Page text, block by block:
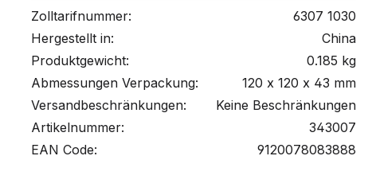
Zolltarifnummer:
6307 1030
Hergestellt in:
China
Produktgewicht:
0.185 kg
Abmessungen Verpackung:
120 x 120 x 43 mm
Versandbeschränkungen:
Keine Beschränkungen
Artikelnummer:
343007
EAN Code:
9120078083888